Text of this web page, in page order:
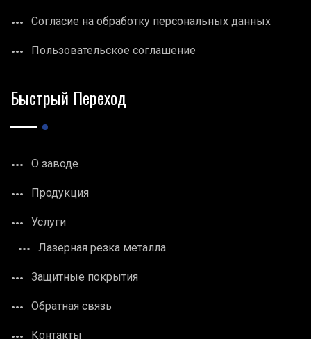
Согласие на обработку персональных данных
Пользовательское соглашение
Быстрый Переход
О заводе
Продукция
Услуги
Лазерная резка металла
Защитные покрытия
Обратная связь
Контакты